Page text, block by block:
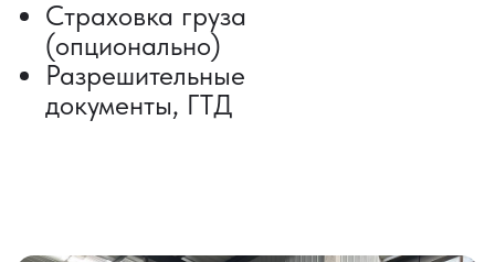
ВЫКУП ТОВАРОВ ИЗ КИТАЯ
Выкуп от 1 000 000 ₽